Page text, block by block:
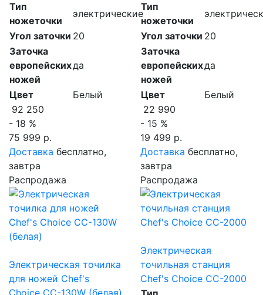
Тип
ножеточки
электрические
Угол заточки 20
Заточка
европейских
ножей
да
Цвет
Белый
92 250
- 18 %
75 999 р.
Доставка бесплатно,
завтра
Распродажа
Тип
ножеточки
Угол заточки 20
Заточка
европейских
ножей
да
Цвет
Белый
22 990
- 15 %
19 499 р.
Доставка бесплатно,
завтра
Распродажа
Электрическая точилка
для ножей Chef's
Электрическая
точильная станция
Chef's Choice CC-2000